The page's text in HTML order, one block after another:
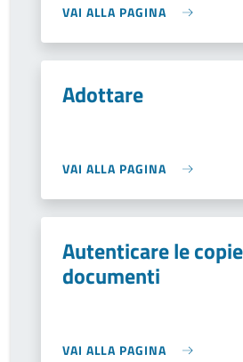
VAI ALLA PAGINA
Adottare
VAI ALLA PAGINA
Autenticare le
documenti
VAI ALLA PAGINA